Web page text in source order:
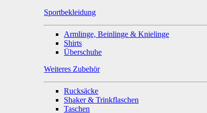
Sportbekleidung
Armlinge, Beinlinge & Knielinge
Shirts
Überschuhe
Weiteres Zubehör
Rucksäcke
Shaker & Trinkflaschen
Taschen